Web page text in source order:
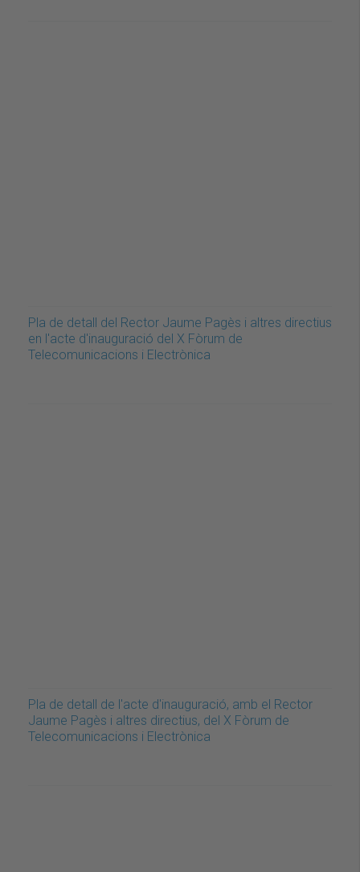
Pla de detall del Rector Jaume Pagès i altres directius
en l'acte d'inauguració del X Fòrum de
Telecomunicacions i Electrònica
Pla de detall de l'acte d'inauguració, amb el Rector
Jaume Pagès i altres directius, del X Fòrum de
Telecomunicacions i Electrònica